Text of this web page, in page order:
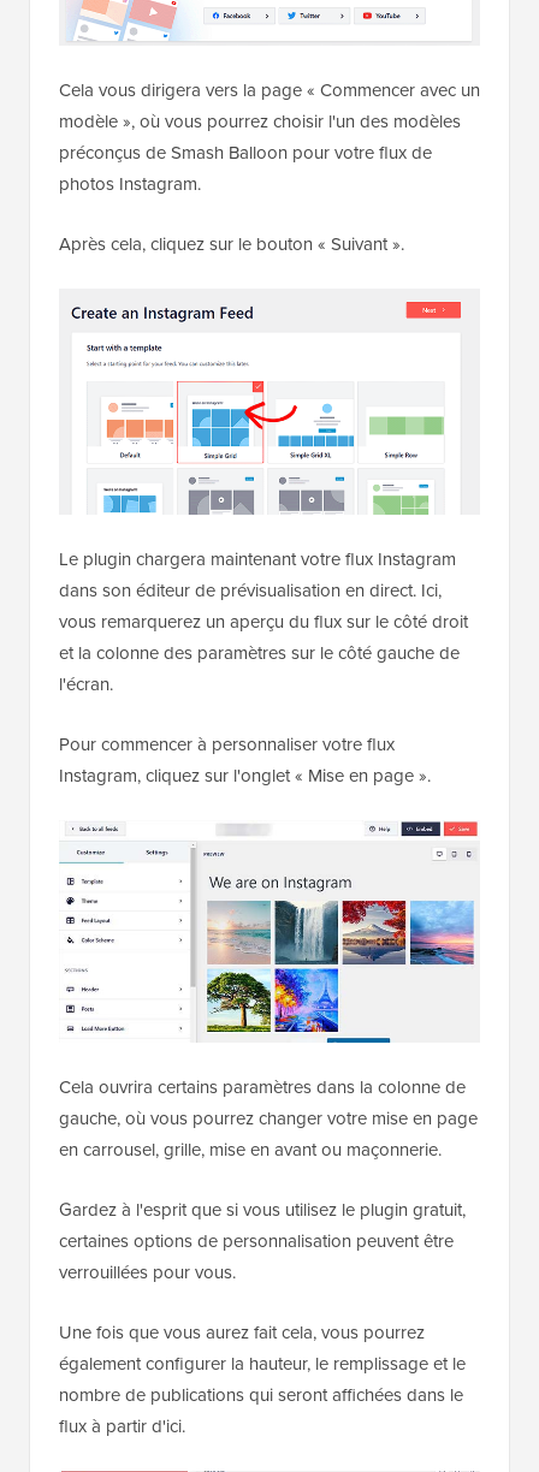
Cela vous dirigera vers la page « Commencer avec un
modèle », où vous pourrez choisir l'un des modèles
préconçus de Smash Balloon pour votre flux de
photos Instagram.
Après cela, cliquez sur le bouton « Suivant ».
Le plugin chargera maintenant votre flux Instagram
dans son éditeur de prévisualisation en direct. Ici,
vous remarquerez un aperçu du flux sur le côté droit
et la colonne des paramètres sur le côté gauche de
l'écran.
Pour commencer à personnaliser votre flux
Instagram, cliquez sur l'onglet « Mise en page ».
Cela ouvrira certains paramètres dans la colonne de
gauche, où vous pourrez changer votre mise en page
en carrousel, grille, mise en avant ou maçonnerie.
Gardez à l'esprit que si vous utilisez le plugin gratuit,
certaines options de personnalisation peuvent être
verrouillées pour vous.
Une fois que vous aurez fait cela, vous pourrez
également configurer la hauteur, le remplissage et le
nombre de publications qui seront affichées dans le
flux à partir d'ici.